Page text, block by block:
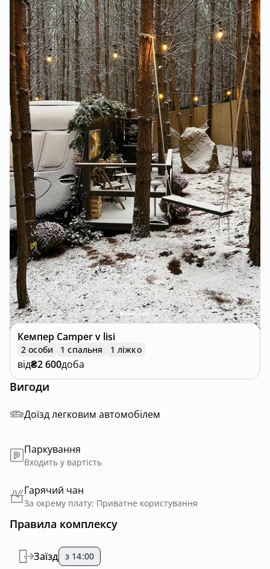
Кемпер Сamper v lisi
2 особи 1 спальня 1 ліжко
від₴2 600доба
Вигоди
Доїзд легковим автомобілем
Паркування
Входить у вартість
Гарячий чан
За окрему плату; Приватне користування
Правила комплексу
Заїзд з 14:00